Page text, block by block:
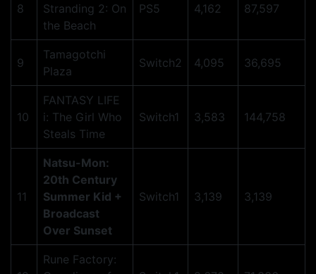
8
Stranding 2: On
the Beach
PS5 4,162 87,597
9
Tamagotchi
Plaza
Switch2 4,095 36,695
10
FANTASY LIFE
i: The Girl Who
Steals Time
Switch1 3,583 144,758
11
Natsu-Mon:
20th Century
Summer Kid +
Broadcast
Over Sunset
Switch1 3,139 3,139
Rune Factory: